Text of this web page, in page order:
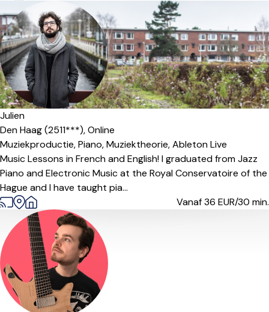
Julien
Den Haag (2511***),Online
Muziekproductie,Piano,Muziektheorie,Ableton Live
Music Lessons in French and English! I graduated from Jazz
Piano and Electronic Music at the Royal Conservatoire of the
Hague and I have taught pia...
Vanaf 36 EUR/30 min.